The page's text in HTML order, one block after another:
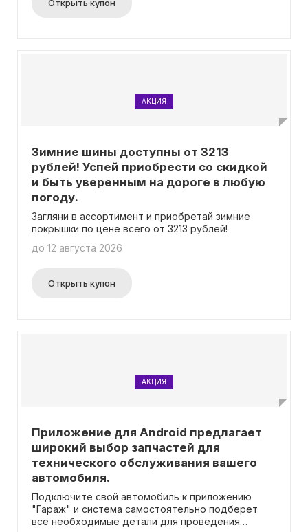
Открыть купон
АКЦИЯ
Зимние шины доступны от 3213
рублей! Успей приобрести со скидкой
и быть уверенным на дороге в любую
погоду.
Загляни в ассортимент и приобретай зимние
покрышки по цене всего от 3213 рублей!
до 12 августа 2026
Открыть купон
АКЦИЯ
Приложение для Android предлагает
широкий выбор запчастей для
технического обслуживания вашего
автомобиля.
Подключите свой автомобиль к приложению
"Гараж" и система самостоятельно подберет
все необходимые детали для проведения